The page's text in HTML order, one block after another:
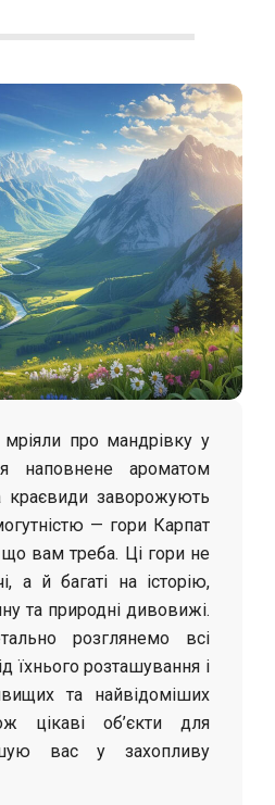
про мандрівку у
наповнене ароматом
краєвиди заворожують
— гори Карпат
вам треба. Ці гори не
а й багаті на історію,
та природні дивовижі.
розглянемо всі
їхнього розташування і
та найвідоміших
цікаві об’єкти для
вас у захопливу